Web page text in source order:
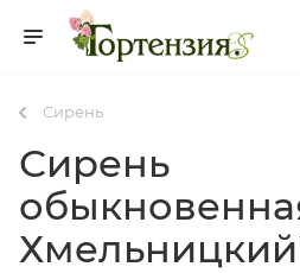
Сирень
Сирень